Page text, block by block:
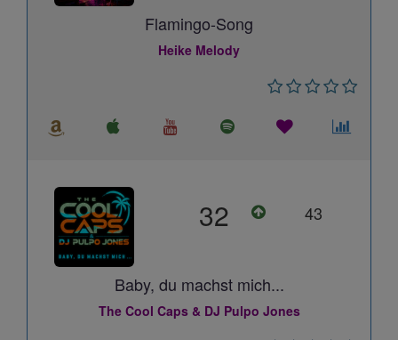
Flamingo-Song
Heike Melody
32 43
Baby, du machst mich...
The Cool Caps & DJ Pulpo Jones